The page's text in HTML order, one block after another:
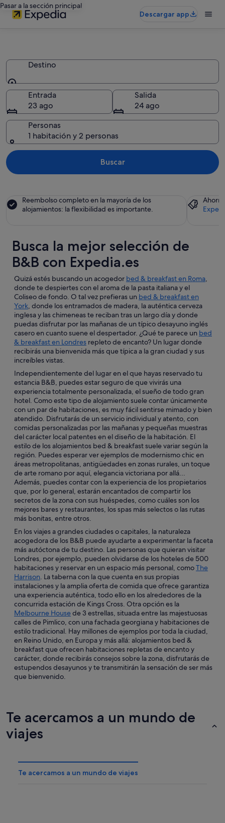
Pasar a la sección principal
Descargar app
Destino
Destino
Entrada
23 ago
Salida
24 ago
Personas
1 habitación y 2 personas
Buscar
Reembolso completo en la mayoría de los
alojamientos: la flexibilidad es importante.
Busca la mejor selección de
B&B con Expedia.es
Quizá estés buscando un acogedor bed & breakfast en Roma,
donde te despiertes con el aroma de la pasta italiana y el
Coliseo de fondo. O tal vez prefieras un bed & breakfast en
York, donde los entramados de madera, la auténtica cerveza
inglesa y las chimeneas te reciban tras un largo día y donde
puedas disfrutar por las mañanas de un típico desayuno inglés
casero en cuanto suene el despertador. ¿Qué te parece un bed
& breakfast en Londres repleto de encanto? Un lugar donde
recibirás una bienvenida más que típica a la gran ciudad y sus
increíbles vistas.
Independientemente del lugar en el que hayas reservado tu
estancia B&B, puedes estar seguro de que vivirás una
experiencia totalmente personalizada, el sueño de todo gran
hotel. Como este tipo de alojamiento suele contar únicamente
con un par de habitaciones, es muy fácil sentirse mimado y bien
atendido. Disfrutarás de un servicio individual y atento, con
comidas personalizadas por las mañanas y pequeñas muestras
del carácter local patentes en el diseño de la habitación. El
estilo de los alojamientos bed & breakfast suele variar según la
región. Puedes esperar ver ejemplos de modernismo chic en
áreas metropolitanas, antigüedades en zonas rurales, un toque
de arte romano por aquí, elegancia victoriana por allá...
Además, puedes contar con la experiencia de los propietarios
que, por lo general, estarán encantados de compartir los
secretos de la zona con sus huéspedes, como cuáles son los
mejores bares y restaurantes, los spas más selectos o las rutas
más bonitas, entre otros.
En los viajes a grandes ciudades o capitales, la naturaleza
acogedora de los B&B puede ayudarte a experimentar la faceta
más autóctona de tu destino. Las personas que quieran visitar
Londres, por ejemplo, pueden olvidarse de los hoteles de 500
habitaciones y reservar en un espacio más personal, comoThe
Harrison. La taberna con la que cuenta en sus propias
instalaciones y la amplia oferta de comida que ofrece garantiza
una experiencia auténtica, todo ello en los alrededores de la
concurrida estación de Kings Cross. Otra opción es la
Melbourne Housede 3 estrellas, situada entre las majestuosas
calles de Pimlico, con una fachada georgiana y habitaciones de
estilo tradicional. Hay millones de ejemplos por toda la ciudad,
en Reino Unido, en Europa y más allá: alojamientos bed &
breakfast que ofrecen habitaciones repletas de encanto y
carácter, donde recibirás consejos sobre la zona, disfrutarás de
estupendos desayunos y te transmitirán la sensación de ser más
que bienvenido.
Te acercamos a un mundo de
viajes
Te acercamos a un mundo de viajes